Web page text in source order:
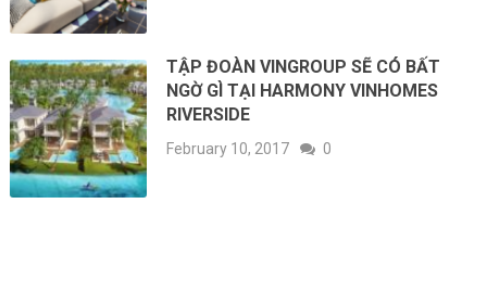
TẬP ĐOÀN VINGROUP SẼ CÓ BẤT
NGỜ GÌ TẠI HARMONY VINHOMES
RIVERSIDE
February 10, 2017 0